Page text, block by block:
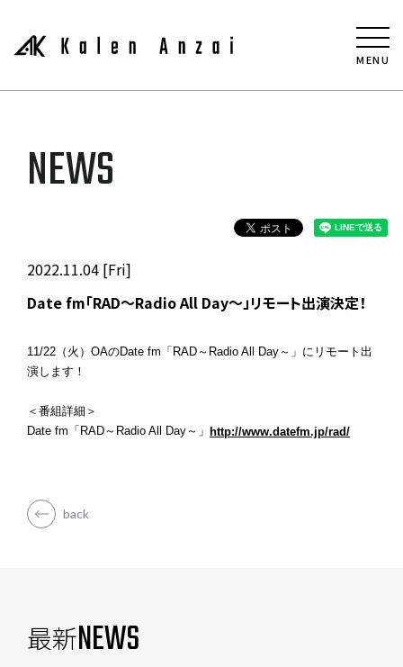
MENU
NEWS
2022.11.04 [Fri]
Date fm「RAD～Radio All Day～」リモート出演決定！
11/22（火）OAのDate fm「RAD～Radio All Day～」にリモート出
演します！
＜番組詳細＞
Date fm「RAD～Radio All Day～」 http://www.datefm.jp/rad/
back
最新NEWS